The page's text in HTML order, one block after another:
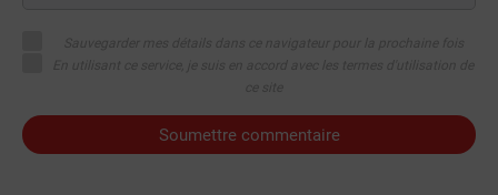
Soumettre commentaire